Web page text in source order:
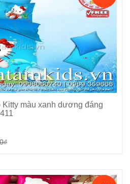
sản phẩm
Kitty màu xanh dương đáng